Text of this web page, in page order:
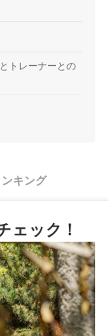
トレーナーとの
富なジムが便利
？
ンキング
ェック！